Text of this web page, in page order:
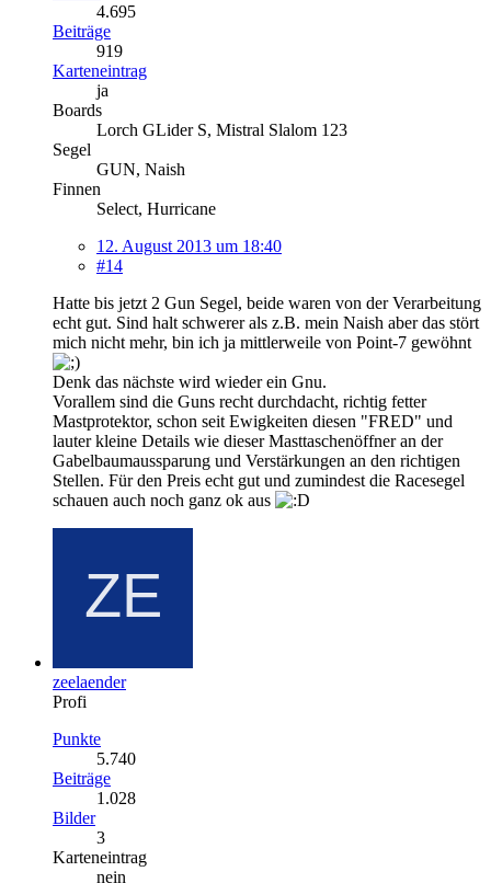
4.695
Beiträge
919
Karteneintrag
ja
Boards
Lorch GLider S, Mistral Slalom 123
Segel
GUN, Naish
Finnen
Select, Hurricane
12. August 2013 um 18:40
#14
Hatte bis jetzt 2 Gun Segel, beide waren von der Verarbeitung
echt gut. Sind halt schwerer als z.B. mein Naish aber das stört
mich nicht mehr, bin ich ja mittlerweile von Point-7 gewöhnt
Denk das nächste wird wieder ein Gnu.
Vorallem sind die Guns recht durchdacht, richtig fetter
Mastprotektor, schon seit Ewigkeiten diesen "FRED" und
lauter kleine Details wie dieser Masttaschenöffner an der
Gabelbaumaussparung und Verstärkungen an den richtigen
Stellen. Für den Preis echt gut und zumindest die Racesegel
schauen auch noch ganz ok aus
zeelaender
Profi
Punkte
5.740
Beiträge
1.028
Bilder
3
Karteneintrag
nein